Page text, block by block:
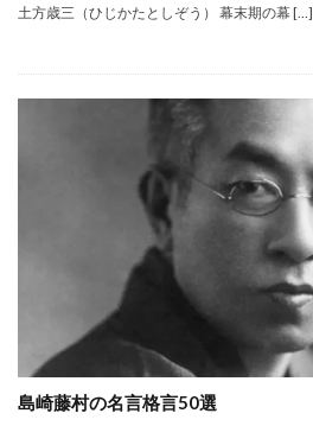
土方歳三（ひじかたとしぞう） 幕末期の幕 […]
島崎藤村の名言格言50選